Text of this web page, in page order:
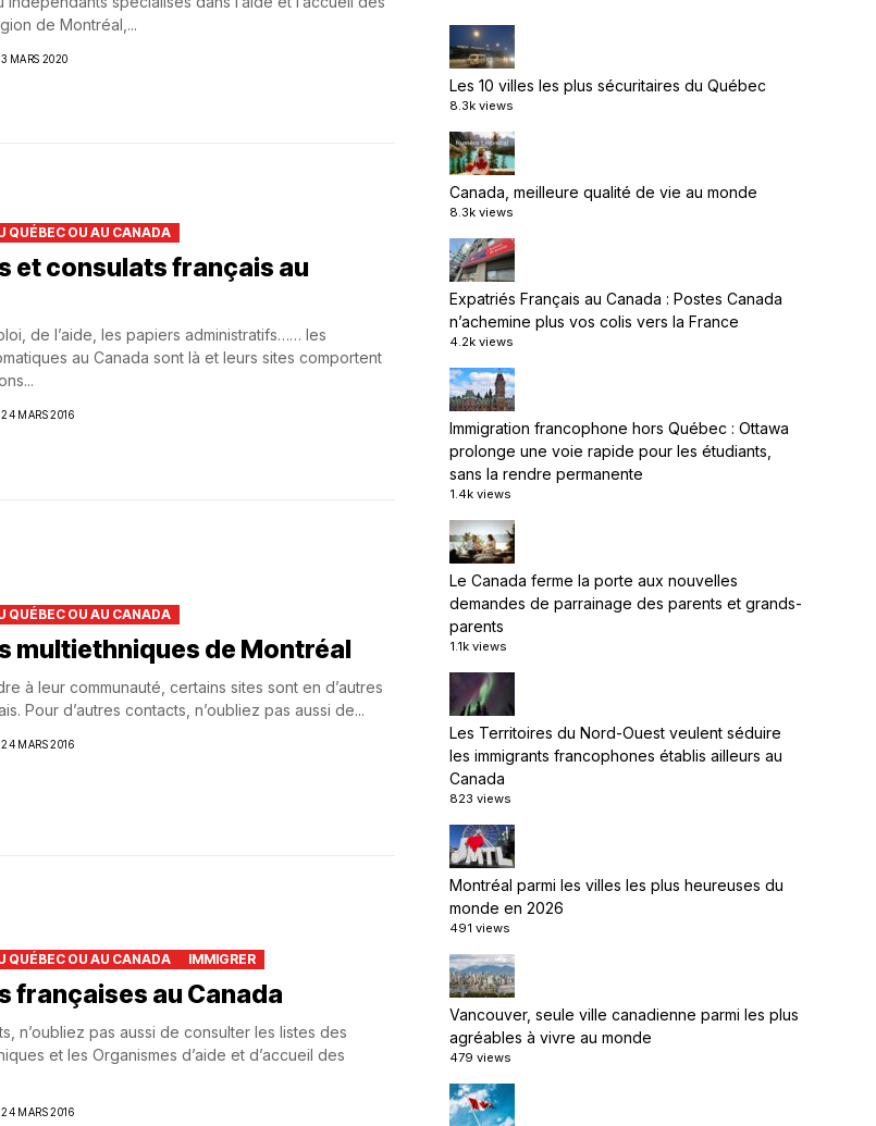
de Montréal,...
3 MARS 2020
QUÉBEC OU AU CANADA
et consulats français au
de l’aide, les papiers administratifs…… les
au Canada sont là et leurs sites comportent
24 MARS 2016
QUÉBEC OU AU CANADA
multiethniques de Montréal
à leur communauté, certains sites sont en d’autres
Pour d’autres contacts, n’oubliez pas aussi de...
24 MARS 2016
QUÉBEC OU AU CANADA IMMIGRER
françaises au Canada
n’oubliez pas aussi de consulter les listes des
et les Organismes d’aide et d’accueil des
24 MARS 2016
Les 10 villes les plus sécuritaires du Québec
8.3k views
Canada, meilleure qualité de vie au monde
8.3k views
Expatriés Français au Canada : Postes Canada
n’achemine plus vos colis vers la France
4.2k views
Immigration francophone hors Québec : Ottawa
prolonge une voie rapide pour les étudiants,
sans la rendre permanente
1.4k views
Le Canada ferme la porte aux nouvelles
demandes de parrainage des parents et grands-
parents
1.1k views
Les Territoires du Nord-Ouest veulent séduire
les immigrants francophones établis ailleurs au
Canada
823 views
Montréal parmi les villes les plus heureuses du
monde en 2026
491 views
Vancouver, seule ville canadienne parmi les plus
agréables à vivre au monde
479 views